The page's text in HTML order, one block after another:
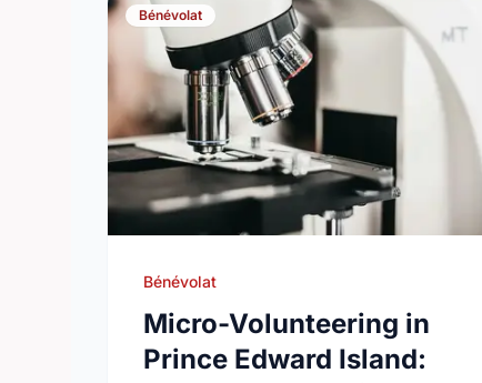
Bénévolat
Bénévolat
Micro-Volunteering in
Prince Edward Island: